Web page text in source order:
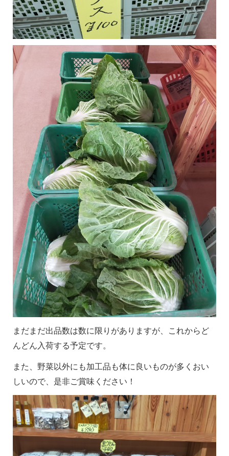
まだまだ出品数は数に限りがありますが、これからど
んどん入荷する予定です。
また、野菜以外にも加工品も体に良いものが多くおい
しいので、是非ご賞味ください！